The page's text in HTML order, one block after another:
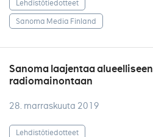
Lehdistötiedotteet
Sanoma Media Finland
Sanoma laajentaa alueelliseen
radiomainontaan
28. marraskuuta 2019
Lehdistötiedotteet